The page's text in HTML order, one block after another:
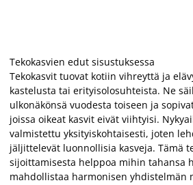
Tekokasvien edut sisustuksessa
Tekokasvit tuovat kotiin vihreyttä ja
kastelusta tai erityisolosuhteista. Ne
ulkonäkönsä vuodesta toiseen ja
joissa oikeat kasvit eivät viihtyisi.
valmistettu yksityiskohtaisesti, joten
jäljittelevät luonnollisia kasveja. Tämä
sijoittamisesta helppoa mihin tahansa
mahdollistaa harmonisen yhdistelmän